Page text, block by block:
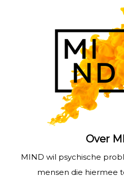
Over
MIND wil psychische
mensen die hiermee